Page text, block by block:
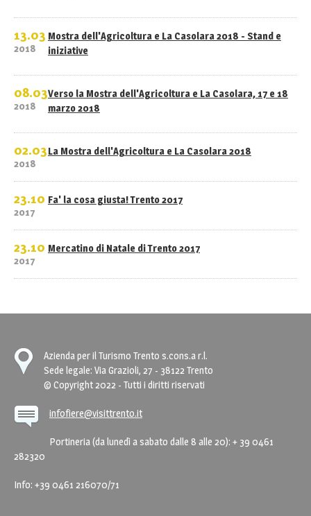
13.03
2018
Mostra dell'Agricoltura e La Casolara 2018 - Stand e
iniziative
08.03
2018
Verso la Mostra dell'Agricoltura e La Casolara, 17 e 18
marzo 2018
02.03
2018
La Mostra dell'Agricoltura e La Casolara 2018
23.10
2017
Fa' la cosa giusta! Trento 2017
23.10
2017
Mercatino di Natale di Trento 2017
Azienda per il Turismo Trento s.cons.a r.l.
Sede legale: Via Grazioli, 27 - 38122 Trento
© Copyright 2022 - Tutti i diritti riservati
infofiere@visittrento.it
Portineria (da lunedì a sabato dalle 8 alle 20): + 39 0461
282320
Info: +39 0461 216070/71